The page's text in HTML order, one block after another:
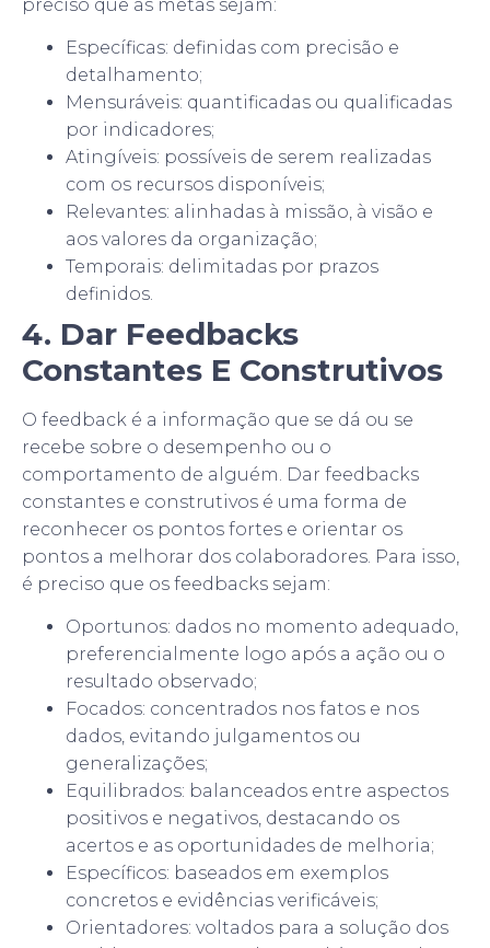
preciso que as metas sejam:
Específicas: definidas com precisão e
detalhamento;
Mensuráveis: quantificadas ou qualificadas
por indicadores;
Atingíveis: possíveis de serem realizadas
com os recursos disponíveis;
Relevantes: alinhadas à missão, à visão e
aos valores da organização;
Temporais: delimitadas por prazos
definidos.
4. Dar Feedbacks
Constantes E Construtivos
O feedback é a informação que se dá ou se
recebe sobre o desempenho ou o
comportamento de alguém. Dar feedbacks
constantes e construtivos é uma forma de
reconhecer os pontos fortes e orientar os
pontos a melhorar dos colaboradores. Para isso,
é preciso que os feedbacks sejam:
Oportunos: dados no momento adequado,
preferencialmente logo após a ação ou o
resultado observado;
Focados: concentrados nos fatos e nos
dados, evitando julgamentos ou
generalizações;
Equilibrados: balanceados entre aspectos
positivos e negativos, destacando os
acertos e as oportunidades de melhoria;
Específicos: baseados em exemplos
concretos e evidências verificáveis;
Orientadores: voltados para a solução dos